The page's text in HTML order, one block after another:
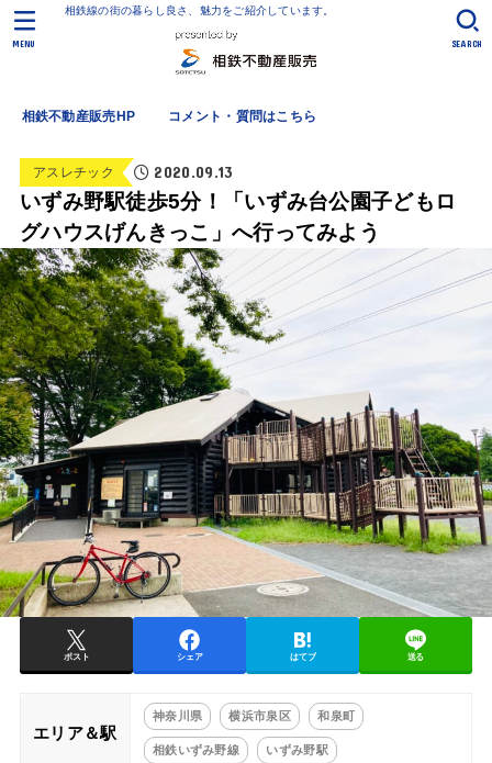
相鉄線の街の暮らし良さ、魅力をご紹介しています。
相鉄不動産販売HP コメント・質問はこちら
SEARCH
MENU
アスレチック 2020.09.13
いずみ野駅徒歩5分！「いずみ台公園子どもロ
グハウスげんきっこ」へ行ってみよう
ポスト シェア はてブ 送る
エリア＆駅
神奈川県 横浜市泉区 和泉町
相鉄いずみ野線 いずみ野駅